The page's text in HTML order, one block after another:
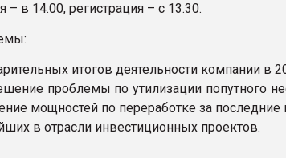
– в 14.00, регистрация – с 13.30.
итогов деятельности компании в
проблемы по утилизации попутного
мощностей по переработке за последние
в отрасли инвестиционных проектов.